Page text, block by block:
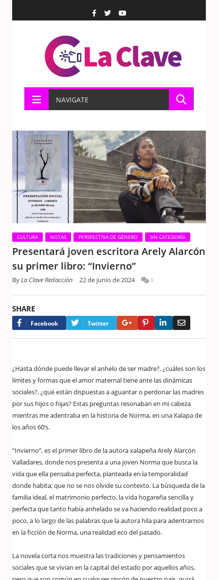
NAVIGATE
CULTURA NOTAS PERSPECTIVA DE GÉNERO SIN CATEGORÍA
Presentará joven escritora Arely Alarcón
su primer libro: “Invierno”
ByLa Clave Redacción 22 de junio de 2024 0
SHARE
Facebook Twitter Google+PinterestLinkedIn
¿Hasta dónde puede llevar el anhelo de ser madre?, ¿cuáles son los
límites y formas que el amor maternal tiene ante las dinámicas
sociales?, ¿qué están dispuestas a aguantar o perdonar las madres
por sus hijos o hijas? Estas preguntas resonaban en mi cabeza
mientras me adentraba en la historia de Norma, en una Xalapa de
los años 60’s.
“Invierno”, es el primer libro de la autora xalapeña Arely Alarcón
Valladares, donde nos presenta a una joven Norma que busca la
vida que ella pensaba perfecta, planteada en la temporalidad
donde habita; que no se nos olvide su contexto. La búsqueda de la
familia ideal, el matrimonio perfecto, la vida hogareña sencilla y
perfecta que tanto había anhelado se va haciendo realidad poco a
poco, a lo largo de las palabras que la autora hila para adentrarnos
en la ficción de Norma, una realidad eco del pasado.
La novela corta nos muestra las tradiciones y pensamientos
sociales que se vivían en la capital del estado por aquellos años,